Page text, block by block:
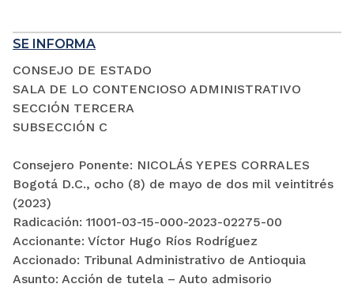
SE INFORMA
CONSEJO DE ESTADO
SALA DE LO CONTENCIOSO ADMINISTRATIVO
SECCIÓN TERCERA
SUBSECCIÓN C
Consejero Ponente: NICOLÁS YEPES CORRALES
Bogotá D.C., ocho (8) de mayo de dos mil veintitrés
(2023)
Radicación: 11001-03-15-000-2023-02275-00
Accionante: Víctor Hugo Ríos Rodríguez
Accionado: Tribunal Administrativo de Antioquia
Asunto: Acción de tutela – Auto admisorio